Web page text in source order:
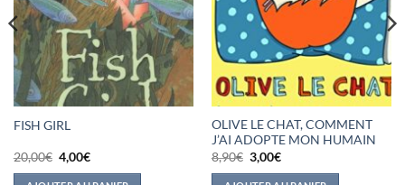
FISH GIRL
20,00€ Le
prix
initial
4,00€Le
actuel
OLIVE LE CHAT, COMMENT
J’AI ADOPTE MON HUMAIN
8,90€ Le
prix
initial
3,00€Le
actuel